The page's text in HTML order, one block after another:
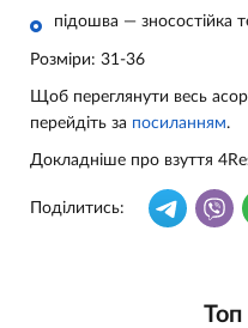
підошва — зносостійка
Розміри: 31-36
Щоб переглянути весь
перейдіть за посиланням.
Докладніше про взуття
Поділитись: